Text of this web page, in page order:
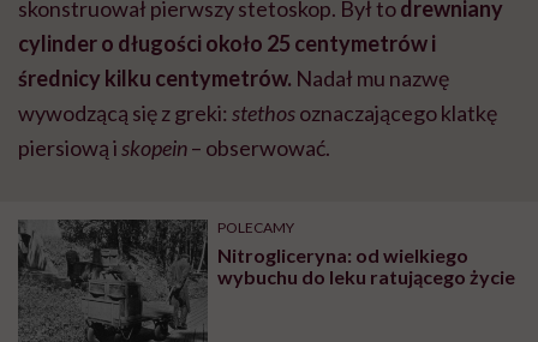
skonstruował pierwszy stetoskop. Był todrewniany
cylinder o długości około 25 centymetrów i
średnicy kilku centymetrów. Nadał mu nazwę
wywodzącą się z greki: stethosoznaczającego klatkę
piersiową iskopein– obserwować.
POLECAMY
Nitrogliceryna: od wielkiego
wybuchu do leku ratującego życie